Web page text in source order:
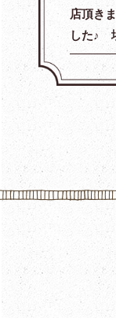
店頂き
した♪